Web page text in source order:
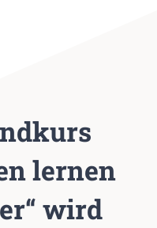
lernen
wird